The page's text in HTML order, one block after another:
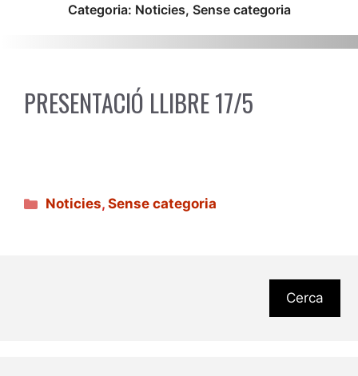
Categoria: Noticies, Sense categoria
PRESENTACIÓ LLIBRE 17/5
Categories
Noticies,Sense categoria
Cerca